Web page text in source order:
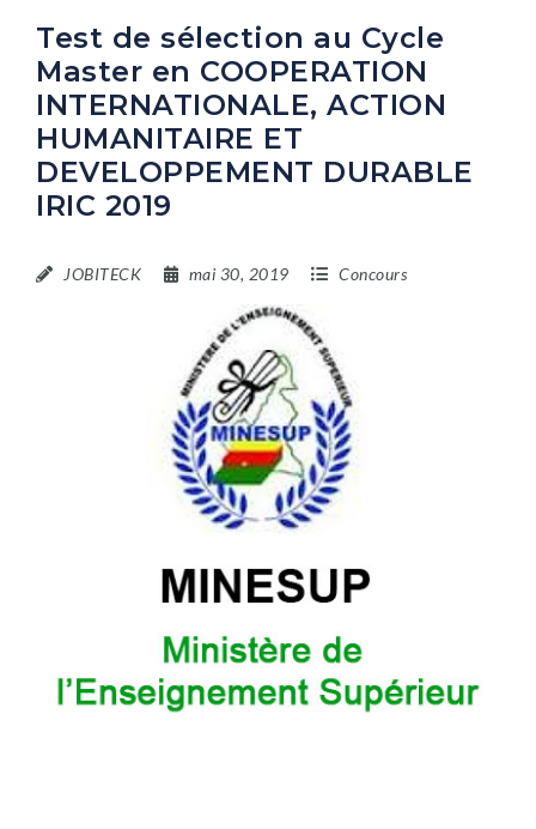
Test de sélection au Cycle
Master en COOPERATION
INTERNATIONALE, ACTION
HUMANITAIRE ET
DEVELOPPEMENT DURABLE
IRIC 2019
JOBITECK mai 30, 2019 Concours